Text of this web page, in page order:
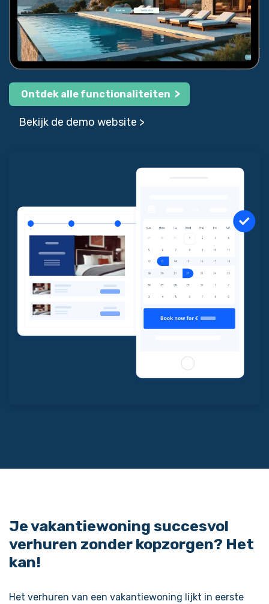
Ontdek alle functionaliteiten >
Bekijk de demo website >
Je vakantiewoning succesvol
verhuren zonder kopzorgen? Het
kan!
Het verhuren van een vakantiewoning lijkt in eerste